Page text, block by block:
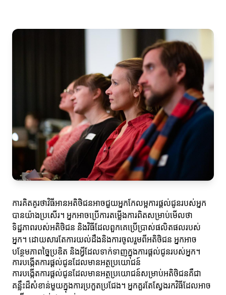
ការ​គិត​គូរ​ថា​វិធី​អានអតិថិជនអាចជួយអ្នកកែលម្អការផ្តល់ជូន​របស់អ្នក
បានយ៉ាងប្រសើរ។ អ្នកអាចប្រើការតម្លើងការពិតសម្រាប់មើលថា
ទិដ្ឋភាពរបស់អតិថិជន និងវិធីដែលពួកគេប្រើប្រាស់ផលិតផលរបស់
អ្នក។ ដោយសារតែការយល់ដឹងនិងការចូលរួមពីអតិថិជន អ្នកអាច
បន្ថែមភាពច្នៃប្រឌិត និងអ្វីដែលទាក់ទាញក្នុងការផ្តល់ជូនរបស់អ្នក។
ការបង្កើតការផ្តល់ជូនដែលមានអត្ថប្រយោជន៍
ការបង្កើតការផ្តល់ជូនដែលមានអត្ថប្រយោជន៍សម្រាប់អតិថិជនគឺជា
គន្លឹះដ៏សំខាន់មួយក្នុងការប្រកួតប្រជែង។ អ្នកគួរតែស្វែងរកវិធីដែលអាច